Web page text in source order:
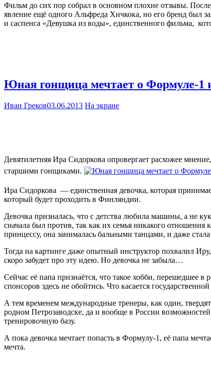
Фильм до сих пор собрал в основном плохие отзывы.
явление ещё одного Альфреда Хичкока, но его бренд был
и саспенса «Девушка из воды», единственного фильма,
Юная гонщица мечтает о Формуле-1
Иван Греков03.06.2013 На экране
Девятилетняя Ира Сидоркова опровергает расхожее
старшими гонщиками.
Ира Сидоркова — единственная девочка, которая
который будет проходить в Финляндии.
Девочка призналась, что с детства любила машины, а не
сначала был против, так как их семья никакого
принцессу, она занималась бальными танцами, и даже
Тогда на картинге даже опытный инструктор похвалил
скоро забудет про эту идею. Но девочка не забыла…
Сейчас её папа признаётся, что такое хобби, перешедшее
спонсоров здесь не обойтись. Что касается
А тем временем международные тренеры, как один,
родном Петрозаводске, да и вообще в России
тренировочную базу.
А пока девочка мечтает попасть в Формулу-1, её папа
мечта.